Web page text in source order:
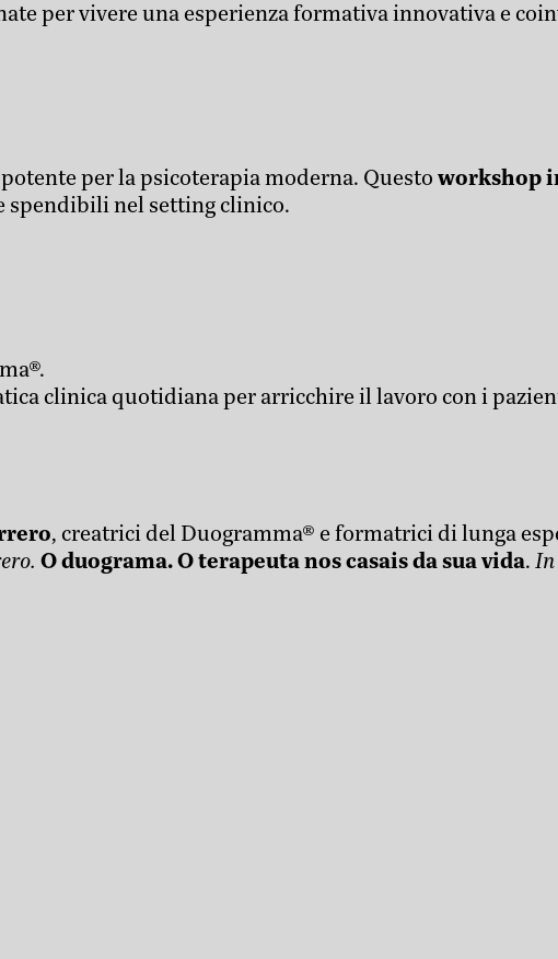
per vivere una esperienza formativa innovativa e
per la psicoterapia moderna. Questoworkshop
spendibili nel setting clinico.
clinica quotidiana per arricchire il lavoro con i
, creatrici del Duogramma® e formatrici di lunga
O duograma. O terapeuta nos casais da sua vida. In